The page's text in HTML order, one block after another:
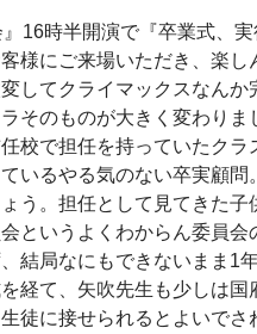
16時半開演で『卒業式、
様にご来場いただき、楽し
してクライマックスなん
そのものが大きく変わり
校で担任を持っていたク
いるやる気のない卒実顧
う。担任として見てきた
というよくわからん委員
結局なにもできないまま1
経て、矢吹先生も少しは
徒に接せられるとよいで